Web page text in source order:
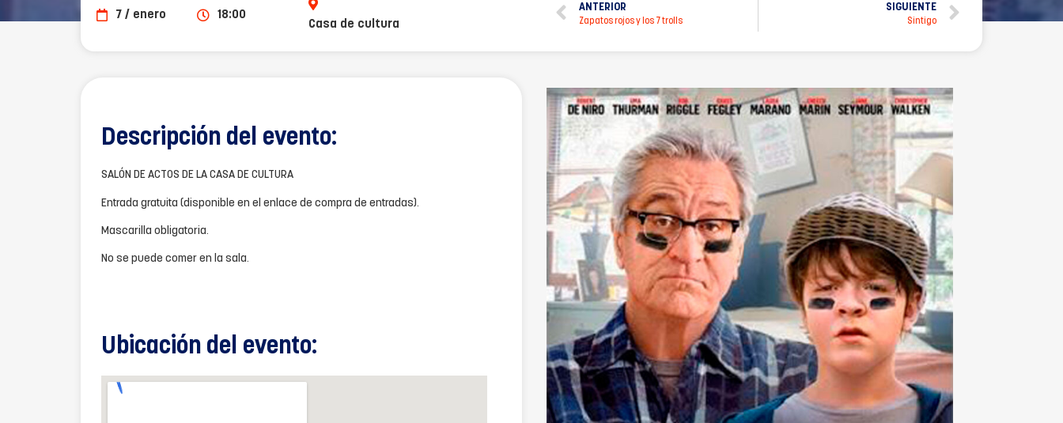
7 / enero 18:00
Casa de cultura
ANTERIOR
Zapatos rojos y los 7 trolls
SIGUIENTE
Sintigo
Descripción del evento:
SALÓN DE ACTOS DE LA CASA DE CULTURA
Entrada gratuita (disponible en el enlace de compra de entradas).
Mascarilla obligatoria.
No se puede comer en la sala.
Ubicación del evento: